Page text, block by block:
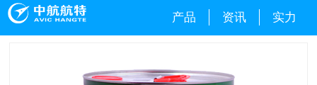
产品 资讯 实力